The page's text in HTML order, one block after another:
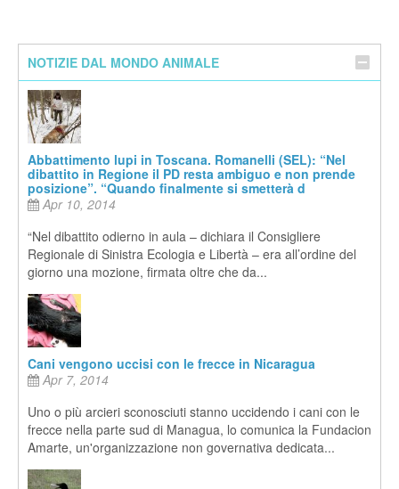
NOTIZIE DAL MONDO ANIMALE
Abbattimento lupi in Toscana. Romanelli (SEL): “Nel
dibattito in Regione il PD resta ambiguo e non prende
posizione”. “Quando finalmente si smetterà d
Apr 10, 2014
“Nel dibattito odierno in aula – dichiara il Consigliere
Regionale di Sinistra Ecologia e Libertà – era all’ordine del
giorno una mozione, firmata oltre che da...
Cani vengono uccisi con le frecce in Nicaragua
Apr 7, 2014
Uno o più arcieri sconosciuti stanno uccidendo i cani con le
frecce nella parte sud di Managua, lo comunica la Fundacion
Amarte, un'organizzazione non governativa dedicata...